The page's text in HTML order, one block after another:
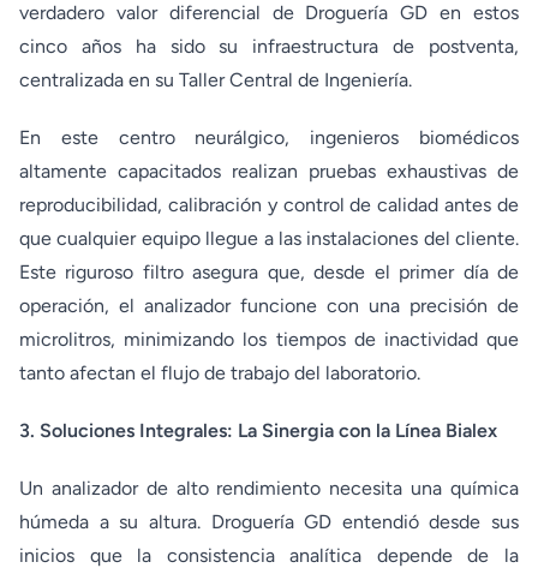
verdadero valor diferencial de Droguería GD en estos
cinco años ha sido su infraestructura de postventa,
centralizada en su Taller Central de Ingeniería.
En este centro neurálgico, ingenieros biomédicos
altamente capacitados realizan pruebas exhaustivas de
reproducibilidad, calibración y control de calidad antes de
que cualquier equipo llegue a las instalaciones del cliente.
Este riguroso filtro asegura que, desde el primer día de
operación, el analizador funcione con una precisión de
microlitros, minimizando los tiempos de inactividad que
tanto afectan el flujo de trabajo del laboratorio.
3. Soluciones Integrales: La Sinergia con la Línea Bialex
Un analizador de alto rendimiento necesita una química
húmeda a su altura. Droguería GD entendió desde sus
inicios que la consistencia analítica depende de la